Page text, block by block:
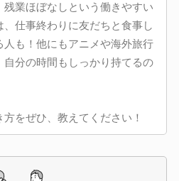
業ほぼなしという働きやすい
仕事終わりに友だちと食事し
も！他にもアニメや海外旅行
分の時間もしっかり持てるの
をぜひ、教えてください！